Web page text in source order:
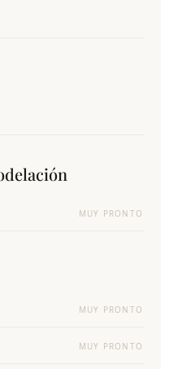
MUY PRONTO
MUY PRONTO
MUY PRONTO